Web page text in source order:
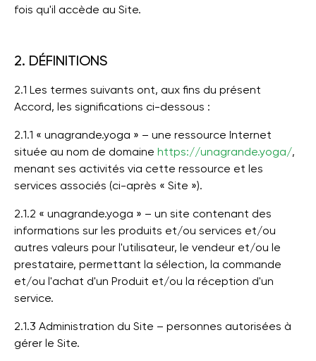
fois qu'il accède au Site.
2. DÉFINITIONS
2.1 Les termes suivants ont, aux fins du présent
Accord, les significations ci-dessous :
2.1.1 « unagrande.yoga » – une ressource Internet
située au nom de domaine https://unagrande.yoga/,
menant ses activités via cette ressource et les
services associés (ci-après « Site »).
2.1.2 « unagrande.yoga » – un site contenant des
informations sur les produits et/ou services et/ou
autres valeurs pour l'utilisateur, le vendeur et/ou le
prestataire, permettant la sélection, la commande
et/ou l'achat d'un Produit et/ou la réception d'un
service.
2.1.3 Administration du Site – personnes autorisées à
gérer le Site.